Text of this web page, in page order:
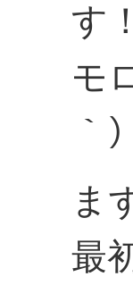
す
モ
｀
ま
最